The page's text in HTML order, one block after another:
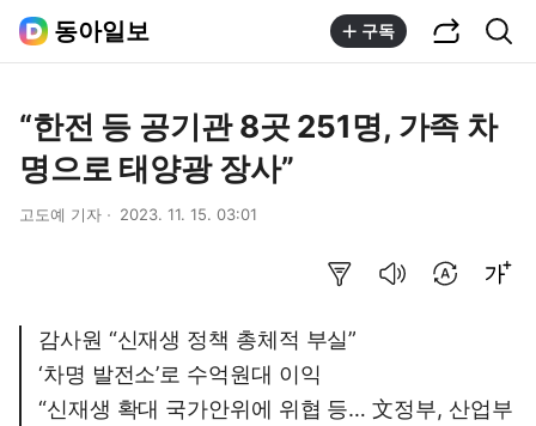
동아일보 구독
“한전 등 공기관 8곳 251명, 가족 차
명으로 태양광 장사”
고도예 기자 2023. 11. 15. 03:01
감사원 “신재생 정책 총체적 부실”
‘차명 발전소’로 수억원대 이익
“신재생 확대 국가안위에 위협 등… 文정부, 산업부